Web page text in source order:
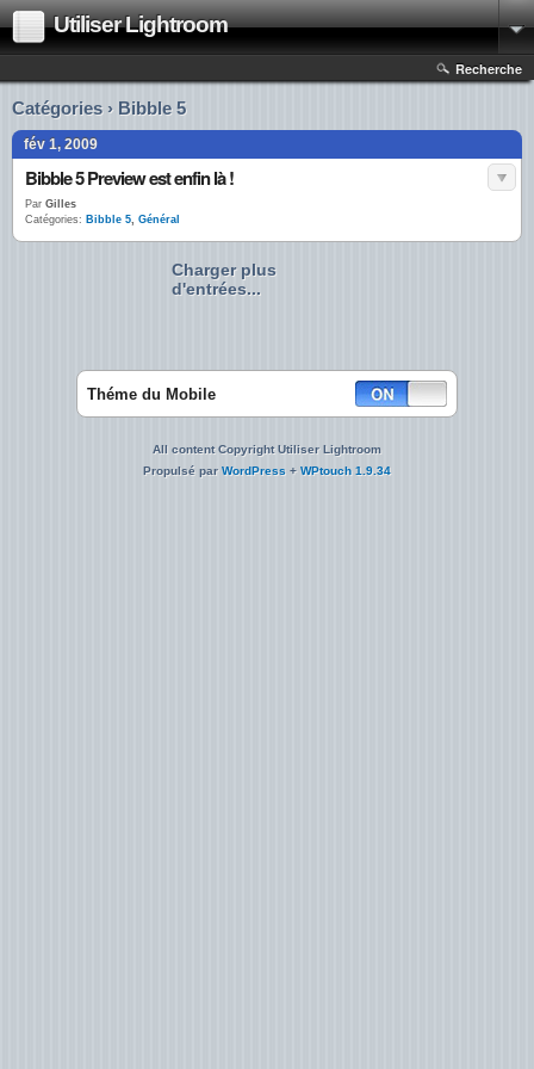
Utiliser Lightroom
Recherche
Catégories › Bibble 5
fév 1, 2009
Bibble 5 Preview est enfin là !
Par Gilles
Catégories: Bibble 5, Général
Charger plus
d'entrées...
Théme du Mobile
All content Copyright Utiliser Lightroom
Propulsé parWordPress + WPtouch 1.9.34